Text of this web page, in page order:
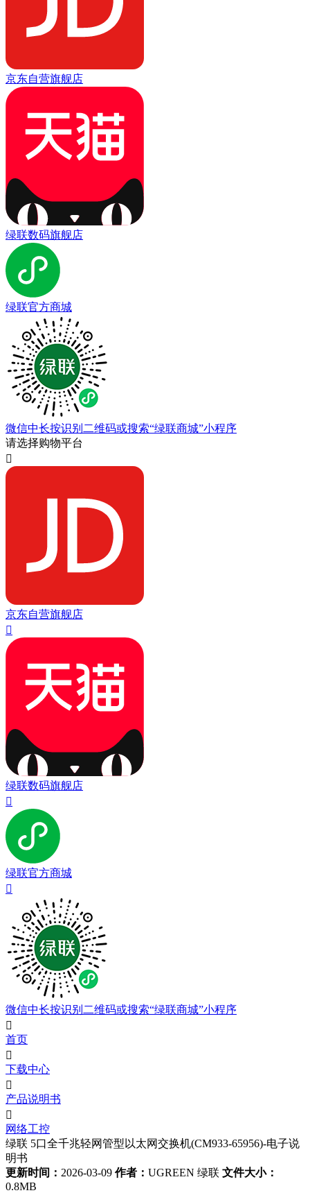
京东自营旗舰店
绿联数码旗舰店
绿联官方商城
微信中长按识别二维码或搜索“绿联商城”小程序
请选择购物平台

京东自营旗舰店

绿联数码旗舰店

绿联官方商城

微信中长按识别二维码或搜索“绿联商城”小程序

首页

下载中心

产品说明书

网络工控
绿联 5口全千兆轻网管型以太网交换机(CM933-65956)-电子说
明书
更新时间： 2026-03-09 作者： UGREEN 绿联 文件大小：
0.8MB